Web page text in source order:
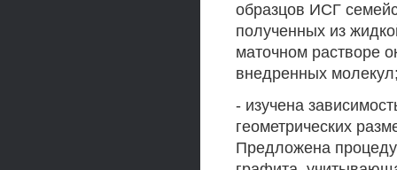
образцов ИСГ
полученных из
маточном растворе
внедренных
- изучена
геометрических
Предложена